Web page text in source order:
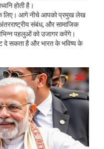
होती है।
के लिए। आगे नीचे आपको प्रमुख लेख
संबंध, और सामाजिक
पहलुओं को उजागर करेंगे।
दे सकता है और भारत के भविष्य के